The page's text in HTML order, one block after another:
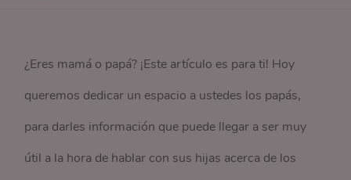
¿Eres mamá o papá? ¡Este artículo es para ti! Hoy
queremos dedicar un espacio a ustedes los papás,
para darles información que puede llegar a ser muy
útil a la hora de hablar con sus hijas acerca de los